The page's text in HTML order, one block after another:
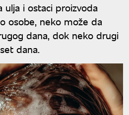
ulja i ostaci proizvoda
osobe, neko može da
dana, dok neko drugi
dana.